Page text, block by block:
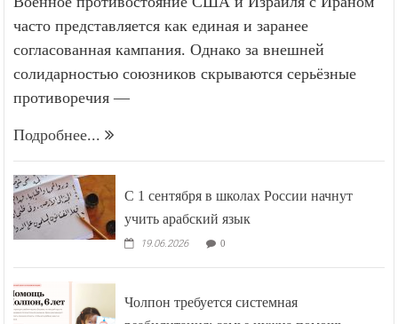
часто представляется как единая и заранее
согласованная кампания. Однако за внешней
солидарностью союзников скрываются серьёзные
противоречия —
Подробнее...
С 1 сентября в школах России начнут
учить арабский язык
19.06.2026 0
Чолпон требуется системная